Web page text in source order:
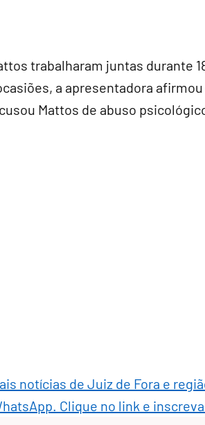
trabalharam juntas durante
a apresentadora
Mattos de abuso
notícias de Juiz de Fora e
Clique no link e